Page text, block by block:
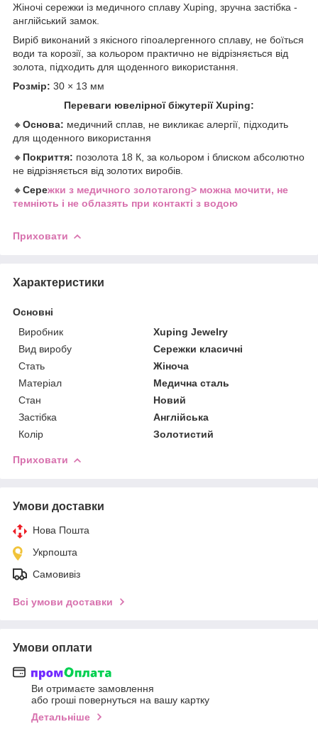
Жіночі сережки із медичного сплаву Xuping, зручна застібка -
англійський замок.
Виріб виконаний з якісного гіпоалергенного сплаву, не боїться
води та корозії, за кольором практично не відрізняється від
золота, підходить для щоденного використання.
Розмір: 30 × 13 мм
Переваги ювелірної біжутерії Xuping:
🔸Основа: медичний сплав, не викликає алергії, підходить
для щоденного використання
🔸 Покриття: позолота 18 К, за кольором і блиском абсолютно
не відрізняється від золотих виробів.
🔸Сережки з медичного золотаrong> можна мочити, не
темніють і не облазять при контакті з водою
Приховати
Характеристики
Основні
Виробник
Xuping Jewelry
Вид виробу
Сережки класичні
Стать
Жіноча
Матеріал
Медична сталь
Стан
Новий
Застібка
Англійська
Колір
Золотистий
Приховати
Умови доставки
Нова Пошта
Укрпошта
Самовивіз
Всі умови доставки
Умови оплати
Ви отримаєте замовлення
або гроші повернуться на вашу картку
Детальніше